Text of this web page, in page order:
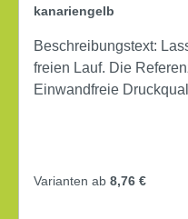
kanariengelb
Beschreibungstext:
freien Lauf. Die
Einwandfreie
Grammatur: 160 g/m² elementar chlorfrei gebleicht,
Varianten ab 8,76 €